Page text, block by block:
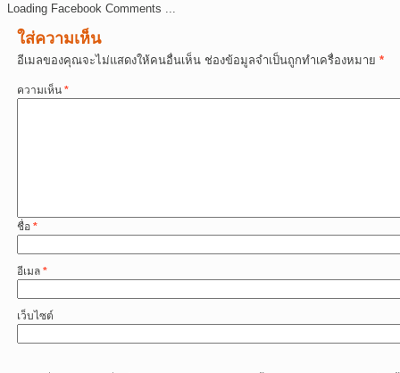
Loading Facebook Comments ...
ใส่ความเห็น
อีเมลของคุณจะไม่แสดงให้คนอื่นเห็น ช่องข้อมูลจำเป็นถูกทำเครื่องหมาย *
ความเห็น *
ชื่อ *
อีเมล *
เว็บไซต์